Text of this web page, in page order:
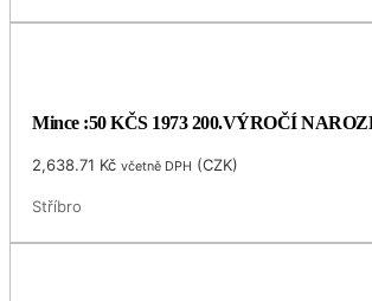
Mince :50 KČS 1973 200.VÝROČÍ
2,638.71 Kč včetně DPH (CZK)
Stříbro